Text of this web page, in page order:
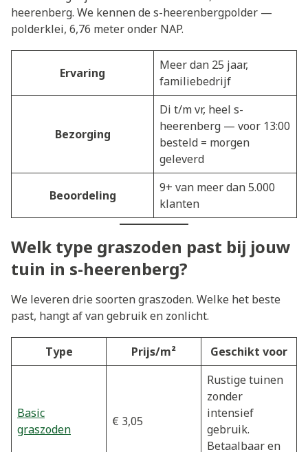
heerenberg. We kennen de s-heerenbergpolder —
polderklei, 6,76 meter onder NAP.
Ervaring
Meer dan 25 jaar,
familiebedrijf
Bezorging
Di t/m vr, heel s-
heerenberg — voor 13:00
besteld = morgen
geleverd
Beoordeling
9+ van meer dan 5.000
klanten
Welk type graszoden past bij jouw
tuin in s-heerenberg?
We leveren drie soorten graszoden. Welke het beste
past, hangt af van gebruik en zonlicht.
Type Prijs/m² Geschikt voor
Basic
graszoden
€ 3,05
Rustige tuinen
zonder
intensief
gebruik.
Betaalbaar en